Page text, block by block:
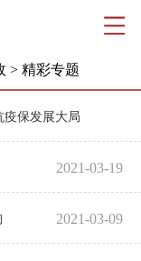
> 精彩专题
疫保发展大局
2021-03-19
2021-03-09